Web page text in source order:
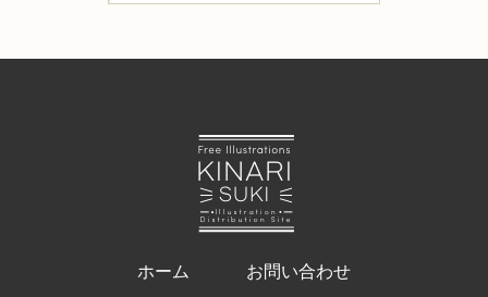
ホーム お問い合わせ